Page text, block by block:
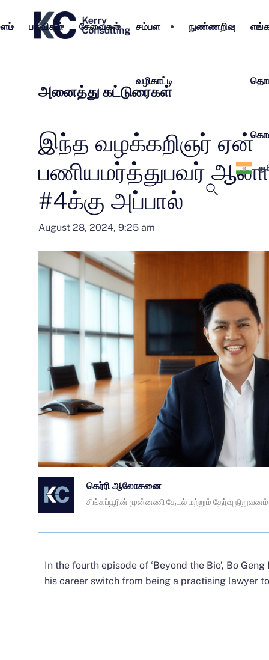
பதவிகள் சேவைகள் சம்பள
வழிகாட்டி
நுண்ணறிவு
அனைத்து கட்டுரைகள்
இந்த வழக்கறிஞர் ஏன்
பணியமர்த்துபவர்
#4க்கு அப்பால்
August 28, 2024, 9:25 am
கெர்ரி ஆலோசனை
சிங்கப்பூரின் முன்னணி தேடல் மற்றும் தேர்வு நிறுவனம்
In the fourth episode of ‘Beyond the Bio’, Bo Geng
his career switch from being a practising lawyer